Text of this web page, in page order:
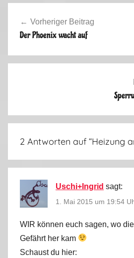
ü
i
n
Vorheriger Beitrag
Der Phoenix wacht auf
2 Antworten auf “Heizung
Uschi+Ingrid sagt:
1. Mai 2015 um 19:54
WIR können euch sagen, wo
Gefährt her kam
Schaust du hier: